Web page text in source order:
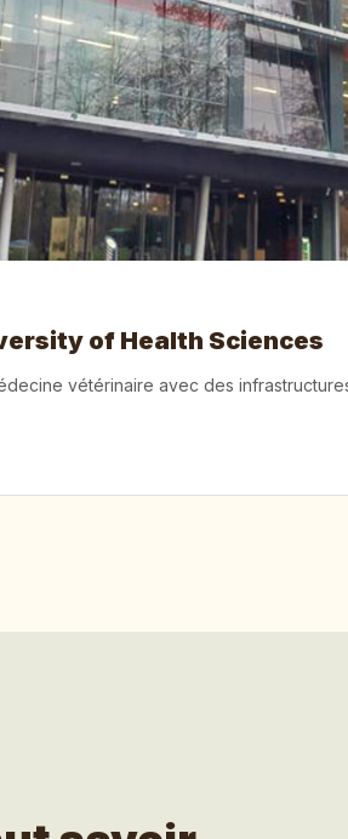
of Health Sciences
vétérinaire avec des